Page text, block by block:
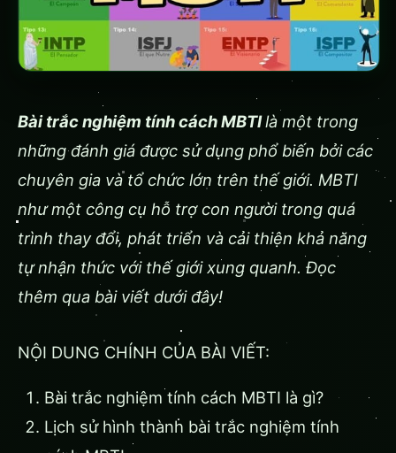
Bài trắc nghiệm tính cách MBTIlà một trong
những đánh giá được sử dụng phổ biến bởi các
chuyên gia và tổ chức lớn trên thế giới. MBTI
như một công cụ hỗ trợ con người trong quá
trình thay đổi, phát triển và cải thiện khả năng
tự nhận thức với thế giới xung quanh. Đọc
thêm qua bài viết dưới đây!
NỘI DUNG CHÍNH CỦA BÀI VIẾT:
Bài trắc nghiệm tính cách MBTI là gì?
Lịch sử hình thành bài trắc nghiệm tính